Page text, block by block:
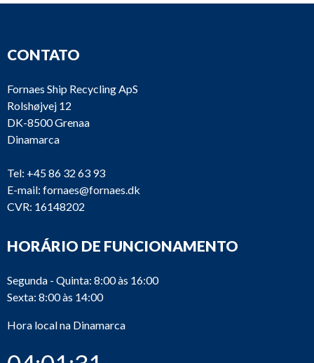
CONTATO
Fornaes Ship Recycling ApS
Rolshøjvej 12
DK-8500 Grenaa
Dinamarca
Tel: +45 86 32 63 93
E-mail: fornaes@fornaes.dk
CVR: 16148202
HORÁRIO DE FUNCIONAMENTO
Segunda - Quinta: 8:00 às 16:00
Sexta: 8:00 às 14:00
Hora local na Dinamarca